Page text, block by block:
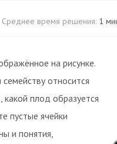
Среднее время решения: 1
на рисунке.
относится
какой плод образуется
пустые ячейки
и понятия,